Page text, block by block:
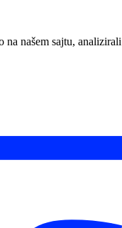
našem sajtu,